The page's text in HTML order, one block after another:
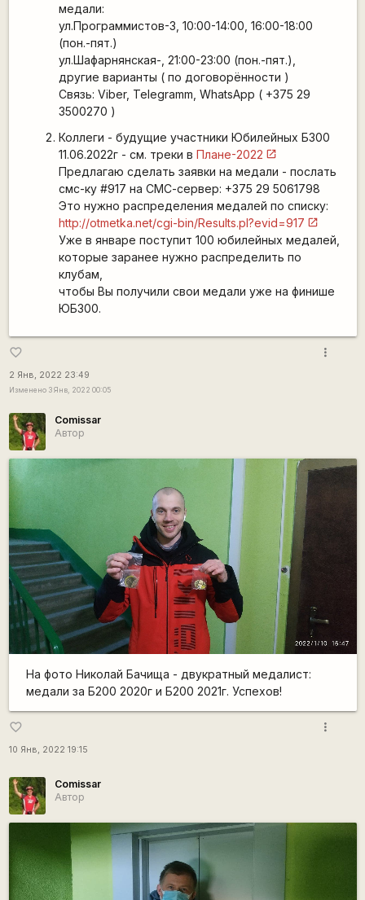
медали:
ул.Программистов-3, 10:00-14:00, 16:00-18:00
(пон.-пят.)
ул.Шафарнянская-, 21:00-23:00 (пон.-пят.),
другие варианты ( по договорённости )
Связь: Viber, Telegramm, WhatsApp ( +375 29
3500270 )
Коллеги - будущие участники Юбилейных Б300
11.06.2022г - см. треки в Плане-2022
Предлагаю сделать заявки на медали - послать
смс-ку #917 на СМС-сервер: +375 29 5061798
Это нужно распределения медалей по списку:
http://otmetka.net/cgi-bin/Results.pl?evid=917
Уже в январе поступит 100 юбилейных медалей,
которые заранее нужно распределить по
клубам,
чтобы Вы получили свои медали уже на финише
ЮБ300.
favorite_border
2 Янв, 2022 23:49
Изменено 3 Янв, 2022 00:05
more_vert
Comissar
Автор
На фото Николай Бачища - двукратный медалист:
медали за Б200 2020г и Б200 2021г. Успехов!
favorite_border
10 Янв, 2022 19:15
more_vert
Comissar
Автор